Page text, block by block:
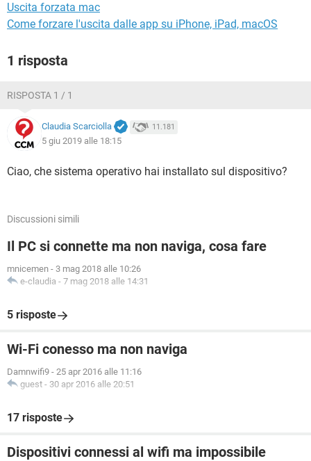
Uscita forzata mac
Come forzare l'uscita dalle app su iPhone, iPad, macOS
1 risposta
RISPOSTA 1 / 1
Claudia Scarciolla 11.181
5 giu 2019 alle 18:15
Ciao, che sistema operativo hai installato sul dispositivo?
Discussioni simili
Il PC si connette ma non naviga, cosa fare
mnicemen - 3 mag 2018 alle 10:26
e-claudia - 7 mag 2018 alle 14:31
5 risposte
Wi-Fi conesso ma non naviga
Damnwifi9 - 25 apr 2016 alle 11:16
guest - 30 apr 2016 alle 20:51
17 risposte
Dispositivi connessi al wifi ma impossibile